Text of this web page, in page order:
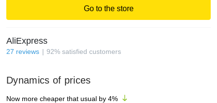
Go to the store
AliExpress
27 reviews 92% satisfied customers
Dynamics of prices
Now more cheaper that usual by 4%